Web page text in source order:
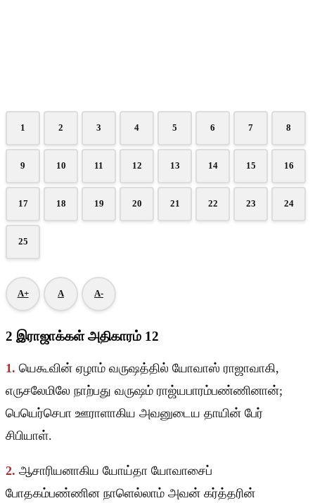
1 2 3 4 5 6 7 8
9 10 11 12 13 14 15 16
17 18 19 20 21 22 23 24
25
A+ A A-
2 இராஜாக்கள் அதிகாரம் 12
1. யெகூவின் ஏழாம் வருஷத்தில் யோவாஸ் ராஜாவாகி,
எருசலேமிலே நாற்பது வருஷம் ராஜ்யபாரம்பண்ணினான்;
பெயெர்செபா ஊராளாகிய அவனுடைய தாயின் பேர்
சிபியாள்.
2. ஆசாரியனாகிய யோய்தா யோவாசைப்
போதகம்பண்ணின நாளெல்லாம் அவன் கர்த்தரின்